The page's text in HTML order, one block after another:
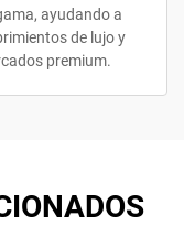
ayudando a
de lujo y
premium.